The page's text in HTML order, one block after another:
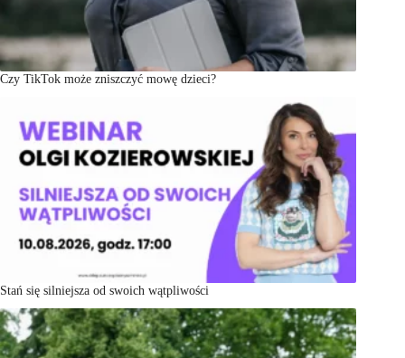
Czy TikTok może zniszczyć mowę dzieci?
Stań się silniejsza od swoich wątpliwości